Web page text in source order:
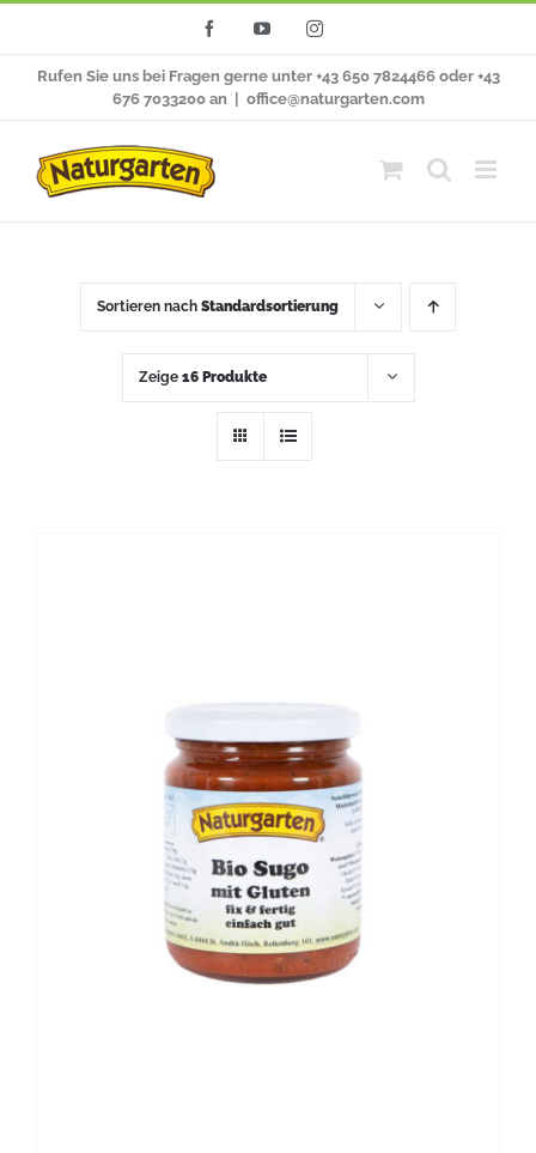
FacebookYouTubeInstagram
Rufen Sie uns bei Fragen gerne unter +43 650 7824466 oder +43
676 7033200 an
office@naturgarten.com
Sortieren nach Standardsortierung
Zeige 16 Produkte